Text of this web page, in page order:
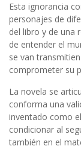
Esta ignorancia
personajes de
del libro y de una
de entender el
se van
comprometer su
La novela se
conforma una
inventado como
condicionar al
también en el